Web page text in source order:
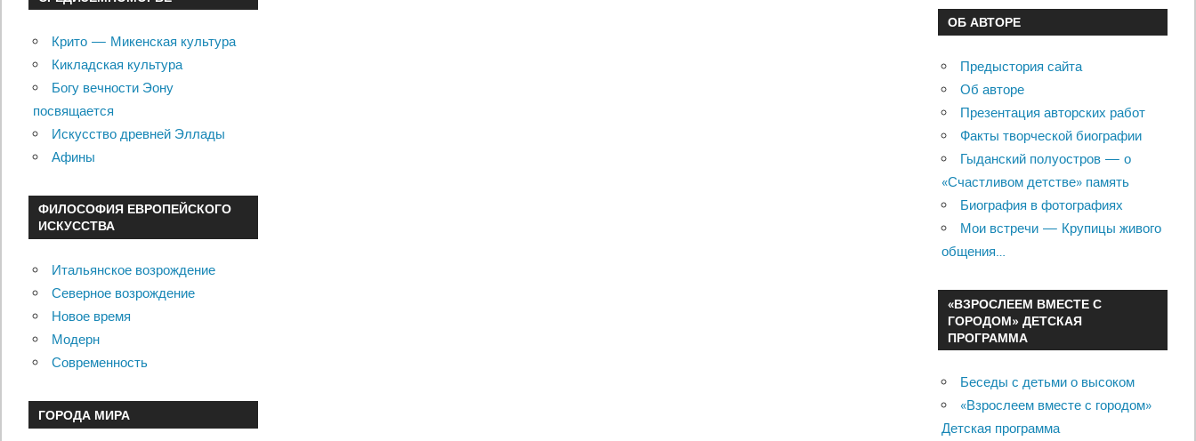
Крито — Микенская культура
Кикладская культура
Богу вечности Эону
посвящается
Искусство древней Эллады
Афины
ФИЛОСОФИЯ ЕВРОПЕЙСКОГО
ИСКУССТВА
Итальянское возрождение
Северное возрождение
Новое время
Модерн
Современность
ГОРОДА МИРА
ОБ АВТОРЕ
Предыстория сайта
Об авторе
Презентация авторских работ
Факты творческой биографии
Гыданский полуостров — о
«Счастливом детстве» память
Биография в фотографиях
Мои встречи — Крупицы живого
общения…
«ВЗРОСЛЕЕМ ВМЕСТЕ С
ГОРОДОМ» ДЕТСКАЯ
ПРОГРАММА
Беседы с детьми о высоком
«Взрослеем вместе с городом»
Детская программа